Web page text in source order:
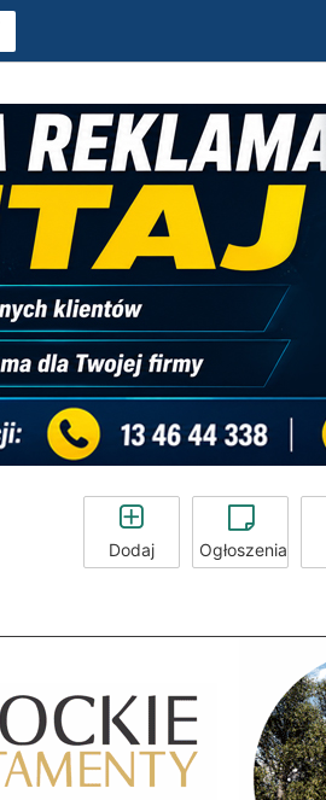
Dodaj Ogłoszenia